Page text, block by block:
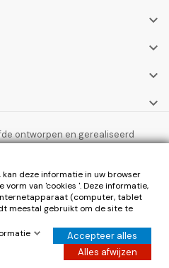




ontworpen en gerealiseerd
deze informatie in uw browser
vorm van 'cookies '. Deze informatie,
(computer, tablet
meestal gebruikt om de site te
Accepteer alles
Alles afwijzen